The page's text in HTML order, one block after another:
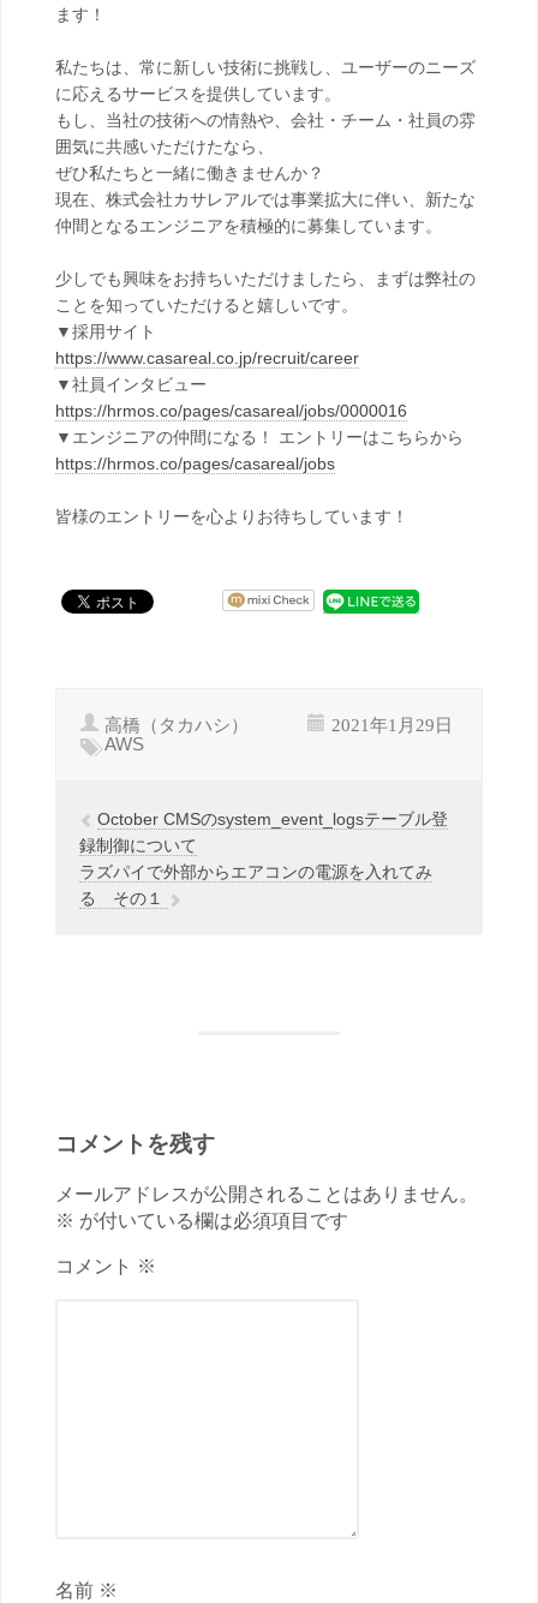
ます！
私たちは、常に新しい技術に挑戦し、ユーザーのニーズ
に応えるサービスを提供しています。
もし、当社の技術への情熱や、会社・チーム・社員の雰
囲気に共感いただけたなら、
ぜひ私たちと一緒に働きませんか？
現在、株式会社カサレアルでは事業拡大に伴い、新たな
仲間となるエンジニアを積極的に募集しています。
少しでも興味をお持ちいただけましたら、まずは弊社の
ことを知っていただけると嬉しいです。
▼採用サイト
https://www.casareal.co.jp/recruit/career
▼社員インタビュー
https://hrmos.co/pages/casareal/jobs/0000016
▼エンジニアの仲間になる！ エントリーはこちらから
https://hrmos.co/pages/casareal/jobs
皆様のエントリーを心よりお待ちしています！
高橋（タカハシ） 2021年1月29日
AWS
October CMSのsystem_event_logsテーブル登
録制御について
ラズパイで外部からエアコンの電源を入れてみ
る その１
コメントを残す
メールアドレスが公開されることはありません。
※ が付いている欄は必須項目です
コメント ※
名前 ※